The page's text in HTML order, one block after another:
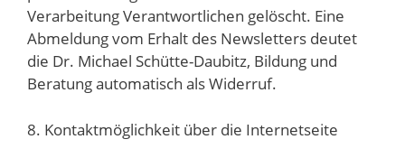
Verarbeitung Verantwortlichen gelöscht. Eine
Abmeldung vom Erhalt des Newsletters deutet
die Dr. Michael Schütte-Daubitz, Bildung und
Beratung automatisch als Widerruf.
8. Kontaktmöglichkeit über die Internetseite